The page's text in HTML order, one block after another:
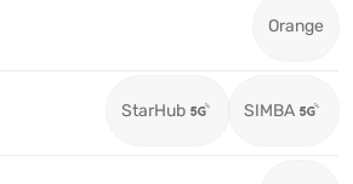
Orange
StarHub SIMBA